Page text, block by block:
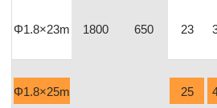
1800 650
Φ1.8×23m 23
Φ1.8×25m 25